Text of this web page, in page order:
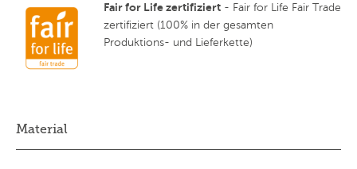
Fair for Life zertifiziert - Fair for Life Fair Trade
zertifiziert (100% in der gesamten
Produktions- und Lieferkette)
Material